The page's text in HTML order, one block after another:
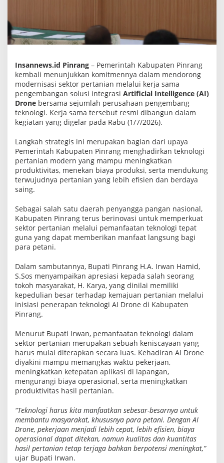
a
n
g
k
n
o
l
o
g
i
,
A
D
r
o
n
e
S
i
D
o
r
o
n
a
n
s
f
o
r
i
P
e
r
t
a
n
i
a
M
o
d
e
r
n
Insannews.id Pinrang – Pemerintah Kabupaten Pinrang
kembali menunjukkan komitmennya dalam mendorong
modernisasi sektor pertanian melalui kerja sama
pengembangan solusi integrasi Artificial Intelligence (AI)
Drone bersama sejumlah perusahaan pengembang
teknologi. Kerja sama tersebut resmi dibangun dalam
kegiatan yang digelar pada Rabu (1/7/2026).
Langkah strategis ini merupakan bagian dari upaya
Pemerintah Kabupaten Pinrang menghadirkan teknologi
pertanian modern yang mampu meningkatkan
produktivitas, menekan biaya produksi, serta mendukung
terwujudnya pertanian yang lebih efisien dan berdaya
saing.
Sebagai salah satu daerah penyangga pangan nasional,
Kabupaten Pinrang terus berinovasi untuk memperkuat
sektor pertanian melalui pemanfaatan teknologi tepat
guna yang dapat memberikan manfaat langsung bagi
para petani.
Dalam sambutannya, Bupati Pinrang H.A. Irwan Hamid,
S.Sos menyampaikan apresiasi kepada salah seorang
tokoh masyarakat, H. Karya, yang dinilai memiliki
kepedulian besar terhadap kemajuan pertanian melalui
inisiasi penerapan teknologi AI Drone di Kabupaten
Pinrang.
Menurut Bupati Irwan, pemanfaatan teknologi dalam
sektor pertanian merupakan sebuah keniscayaan yang
harus mulai diterapkan secara luas. Kehadiran AI Drone
diyakini mampu memangkas waktu pekerjaan,
meningkatkan ketepatan aplikasi di lapangan,
mengurangi biaya operasional, serta meningkatkan
produktivitas hasil pertanian.
“Teknologi harus kita manfaatkan sebesar-besarnya untuk
membantu masyarakat, khususnya para petani. Dengan AI
Drone, pekerjaan menjadi lebih cepat, lebih efisien, biaya
operasional dapat ditekan, namun kualitas dan kuantitas
hasil pertanian tetap terjaga bahkan berpotensi meningkat,”
ujar Bupati Irwan.